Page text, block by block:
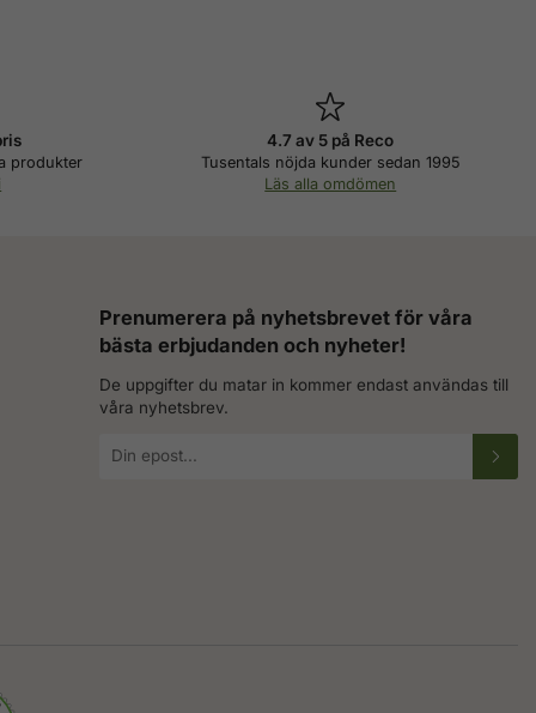
produkter
4.7 av 5 på Reco
Tusentals nöjda kunder sedan 1995
Läs alla omdömen
Prenumerera på nyhetsbrevet för våra
bästa erbjudanden och nyheter!
De uppgifter du matar in kommer endast användas till
våra nyhetsbrev.
postadress